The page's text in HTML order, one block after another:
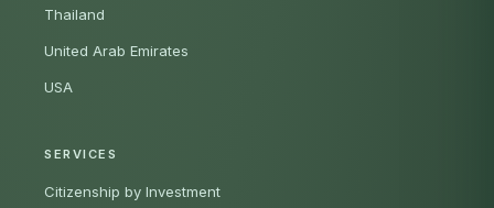
Thailand
United Arab Emirates
USA
SERVICES
Citizenship by Investment